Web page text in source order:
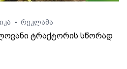
• რეკლამა
ტრაქტორის სწორად